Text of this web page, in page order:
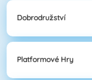
Dobrodružství
Platformové Hry